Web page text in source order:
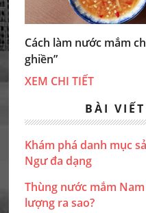
BÀI
Khám phá danh mục
Ngư đa dạng
Thùng nước mắm
lượng ra sao?
Cách làm nước mắm
ghiền”
XEM CHI TIẾT